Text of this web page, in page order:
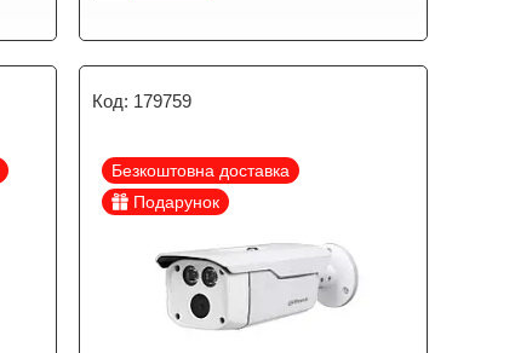
179759
Безкоштовна доставка
Подарунок